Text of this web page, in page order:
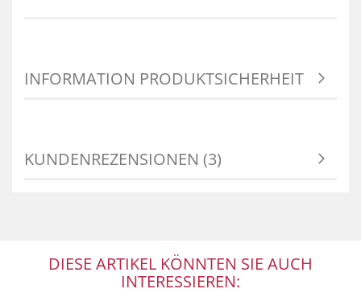
INFORMATION PRODUKTSICHERHEIT
KUNDENREZENSIONEN (3)
DIESE ARTIKEL KÖNNTEN SIE AUCH
INTERESSIEREN: